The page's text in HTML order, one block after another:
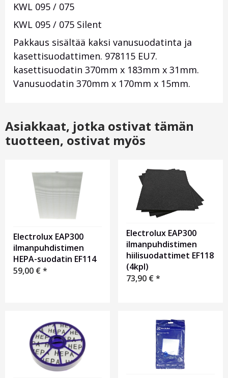
KWL 095 / 075
KWL 095 / 075 Silent
Pakkaus sisältää kaksi vanusuodatinta ja
kasettisuodattimen. 978115 EU7.
kasettisuodatin 370mm x 183mm x 31mm.
Vanusuodatin 370mm x 170mm x 15mm.
Asiakkaat, jotka ostivat tämän
tuotteen, ostivat myös
Electrolux EAP300
ilmanpuhdistimen
HEPA-suodatin EF114
59,00 €*
Electrolux EAP300
ilmanpuhdistimen
hiilisuodattimet EF118
(4kpl)
73,90 €*